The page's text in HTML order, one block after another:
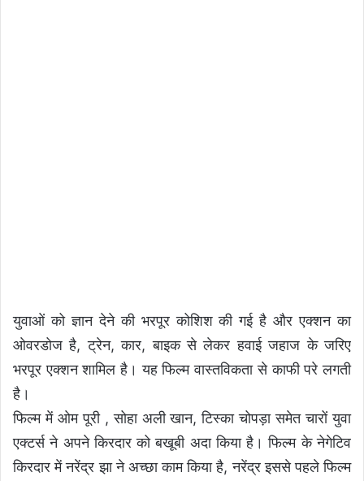
युवाओं को ज्ञान देने की भरपूर कोशिश की गई है और एक्शन का
ओवरडोज है, ट्रेन, कार, बाइक से लेकर हवाई जहाज के जरिए
भरपूर एक्शन शामिल है। यह फिल्म वास्तविकता से काफी परे लगती
है।
फिल्म में ओम पूरी , सोहा अली खान, टिस्का चोपड़ा समेत चारों युवा
एक्टर्स ने अपने किरदार को बखूबी अदा किया है। फिल्म के नेगेटिव
किरदार में नरेंद्र झा ने अच्छा काम किया है, नरेंद्र इससे पहले फिल्म